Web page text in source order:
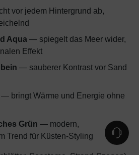
vor jedem Hintergrund ab,
Aqua — spiegelt das Meer wider,
Effekt
— sauberer Kontrast vor Sand
— bringt Wärme und Energie ohne
Grün — modern,
Trend für Küsten-Styling